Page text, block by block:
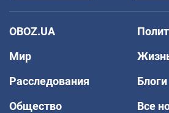
OBOZ.UA
Мир
Расследования
Блоги
Общество
Все